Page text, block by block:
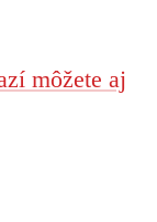
môžete aj